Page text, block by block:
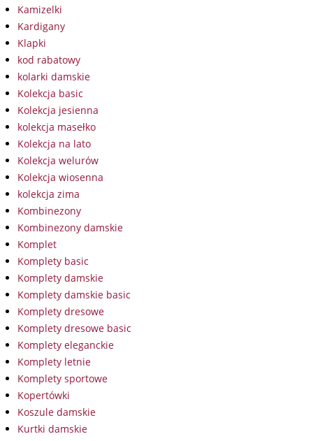
Kamizelki
Kardigany
Klapki
kod rabatowy
kolarki damskie
Kolekcja basic
Kolekcja jesienna
kolekcja masełko
Kolekcja na lato
Kolekcja welurów
Kolekcja wiosenna
kolekcja zima
Kombinezony
Kombinezony damskie
Komplet
Komplety basic
Komplety damskie
Komplety damskie basic
Komplety dresowe
Komplety dresowe basic
Komplety eleganckie
Komplety letnie
Komplety sportowe
Kopertówki
Koszule damskie
Kurtki damskie